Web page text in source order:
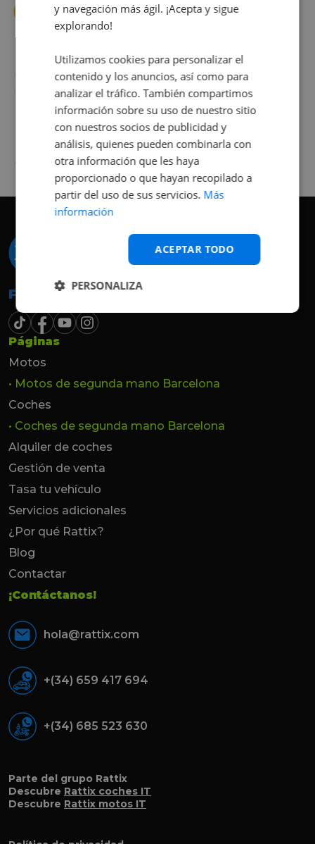
Cuando decidí vender mi coche busqué
diferentes empresas donde hacerlo y la que
me dio más confianza fue Rattix, por las
buenas (y tantas) reseñas que tienen.
Realmente la experiencia ha sido muy
buena, Carolina ha sido siempre muy atenta
y profesional. Finalmente mi hermana se
queda el coche, pero no puedo más que
recomendar el buen trato desde el primer
hasta el último momento.
Judit Sorribes
Follow the beat
Páginas
Motos
• Motos de segunda mano Barcelona
Coches
• Coches de segunda mano Barcelona
Alquiler de coches
Gestión de venta
Tasa tu vehículo
Servicios adicionales
¿Por qué Rattix?
Blog
Contactar
¡Contáctanos!
hola@rattix.com
+(34) 659 417 694
+(34) 685 523 630
Parte del grupo Rattix
Descubre Rattix coches IT
Descubre Rattix motos IT
y navegación más ágil. ¡Acepta y sigue
explorando!
Utilizamos cookies para personalizar el
contenido y los anuncios, así como para
analizar el tráfico. También compartimos
información sobre su uso de nuestro sitio
con nuestros socios de publicidad y
análisis, quienes pueden combinarla con
otra información que les haya
proporcionado o que hayan recopilado a
partir del uso de sus servicios. Más
información
ACEPTAR TODO
PERSONALIZA